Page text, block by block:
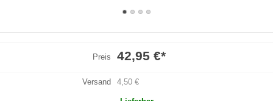
Preis 42,95 €*
Versand 4,50 €